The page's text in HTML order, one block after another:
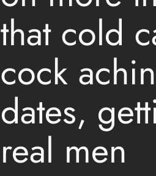
that cold
cock
dates,
real men